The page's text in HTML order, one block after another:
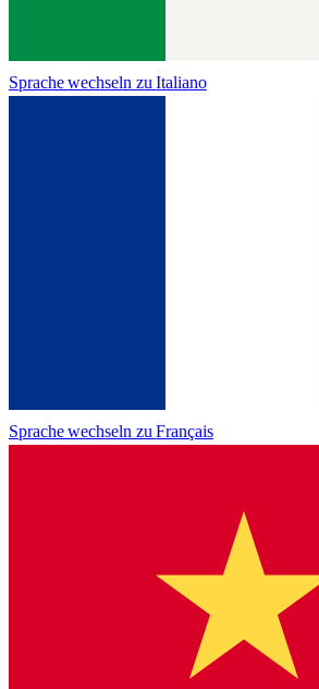
Sprache wechseln zuItaliano
Sprache wechseln zuFrançais